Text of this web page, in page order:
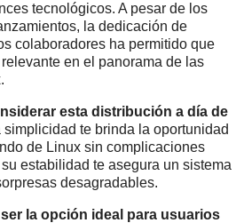
tecnológicos. A pesar de los
la dedicación de
colaboradores ha permitido que
en el panorama de las
esta distribución a día de
simplicidad te brinda la oportunidad
de Linux sin complicaciones
estabilidad te asegura un sistema
desagradables.
la opción ideal para usuarios